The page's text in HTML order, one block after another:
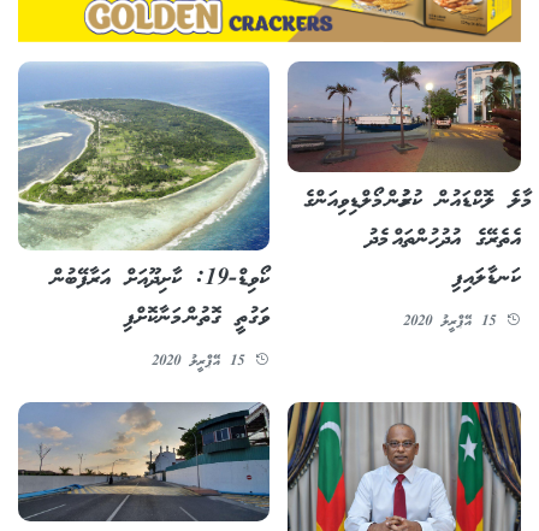
މާލެ ލޮކްޑައުން ކުރުމުން މޯލްޑިވިއަންގެ
އެތެރޭގެ އުދުހުންތައް މެދު
ކަނޑާލައިފި
15 އޭޕްރީލު 2020
ކޯވިޑް-19: ކާށިދޫއަށް އަރާފޭބުން
ވަގުތީ ގޮތުން މަނާކޮށްފި
15 އޭޕްރީލު 2020